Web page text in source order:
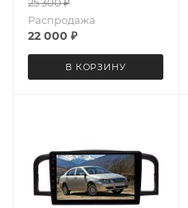
Распродажа
22 000 ₽
В КОРЗИНУ